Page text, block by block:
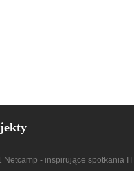
Netcamp - inspirujące spotkania IT